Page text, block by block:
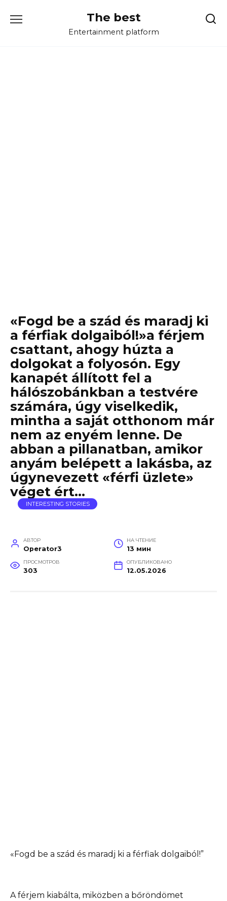
The best
Entertainment platform
«Fogd be a szád és maradj ki
a férfiak dolgaiból!»a férjem
csattant, ahogy húzta a
dolgokat a folyosón. Egy
kanapét állított fel a
hálószobánkban a testvére
számára, úgy viselkedik,
mintha a saját otthonom már
nem az enyém lenne. De
abban a pillanatban, amikor
anyám belépett a lakásba, az
úgynevezett «férfi üzlete»
véget ért…
INTERESTING STORIES
АВТОР
Operator3
НА ЧТЕНИЕ
13 мин
ПРОСМОТРОВ
303
ОПУБЛИКОВАНО
12.05.2026
«Fogd be a szád és maradj ki a férfiak dolgaiból!”
A férjem kiabálta, miközben a bőröndömet